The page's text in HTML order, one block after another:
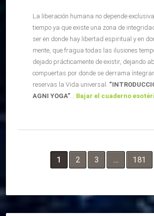
La liberación humana no depende
tiempo ya que existe una zona de
ser en donde hay libertad espiritual y en
mente, que fragua todas las ilusiones
dejado prácticamente de existir, dejando
compuertas por donde se derrama
reservas la Vida universal.
AGNI YOGA”
Bajar el cuaderno
1 2 3 … 181